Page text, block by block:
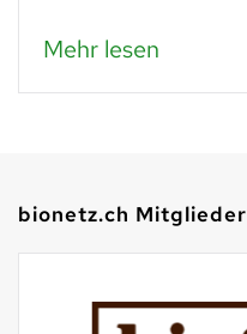
Mehr lesen
bionetz.ch Mitglieder